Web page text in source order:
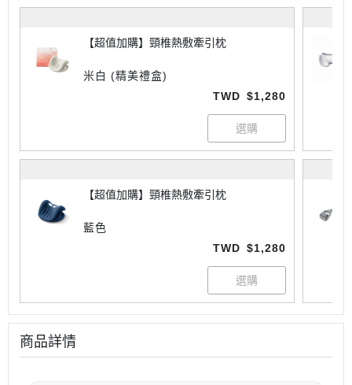
【超值加購】頸椎熱敷牽引枕
米白 (精美禮盒)
TWD $1,280
【超值加購】頸椎熱敷牽引枕
藍色
TWD $1,280
商品詳情